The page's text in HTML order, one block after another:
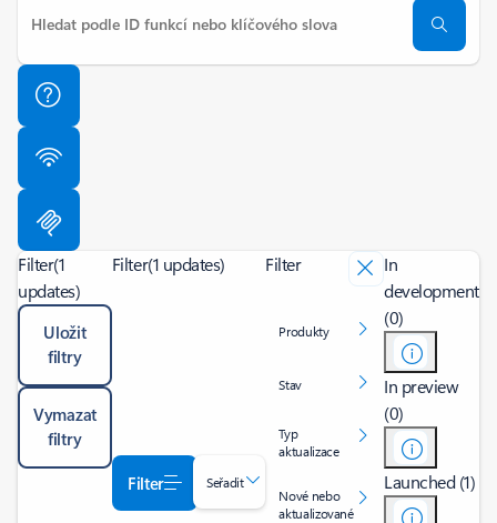
Filter(1
updates)
Uložit
filtry
Vymazat
filtry
Filter(1 updates)
Filter Seřadit
Filter
Produkty
Stav
Typ
aktualizace
Nové nebo
aktualizované
In
development
(0)
In preview
(0)
Launched (1)